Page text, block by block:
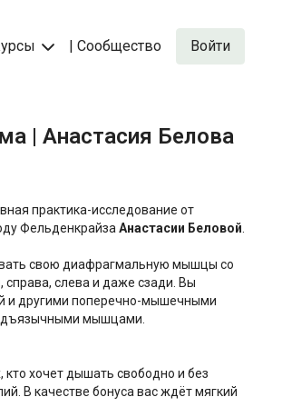
| Сообщество Войти
| Анастасия Белова
практика-исследование от
Фельденкрайза Анастасии Беловой
свою диафрагмальную мышцы со
справа, слева и даже сзади. Вы
и другими поперечно-мышечными
мышцами.
хочет дышать свободно и без
В качестве бонуса вас ждёт мягкий